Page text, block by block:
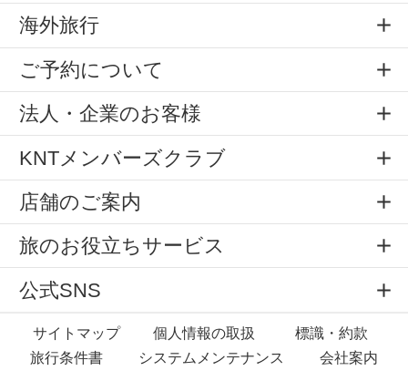
海外旅行
ご予約について
法人・企業のお客様
KNTメンバーズクラブ
店舗のご案内
旅のお役立ちサービス
公式SNS
サイトマップ 個人情報の取扱
標識・約款
旅行条件書
システムメンテナンス 会社案内